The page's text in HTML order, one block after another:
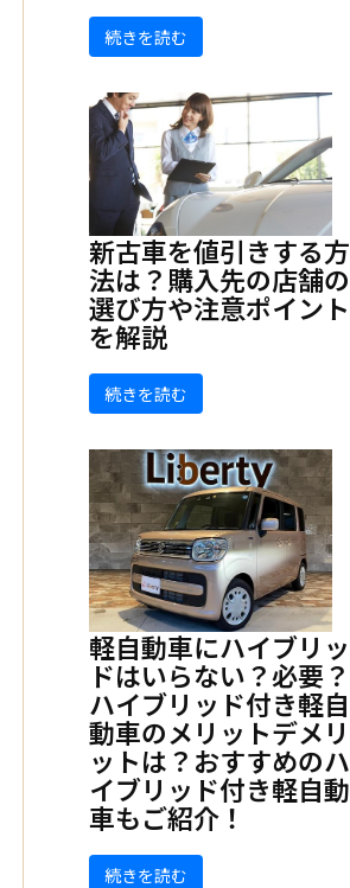
続きを読む
新古車を値引きする方
法は？購入先の店舗の
選び方や注意ポイント
を解説
続きを読む
軽自動車にハイブリッ
ドはいらない？必要？
ハイブリッド付き軽自
動車のメリットデメリ
ットは？おすすめのハ
イブリッド付き軽自動
車もご紹介！
続きを読む